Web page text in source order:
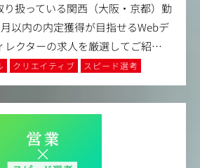
り扱っている関西（大阪・京都）勤
以内の内定獲得が目指せるWebデ
レクターの求人を厳選してご紹…
クリエイティブ スピード選考